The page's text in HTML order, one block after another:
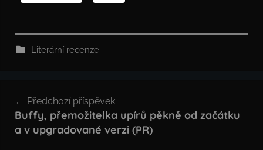
Literární recenze
pro
příspěvek
Předchozí příspěvek
Buffy, přemožitelka upírů pěkně od začátku
a v upgradované verzi (PR)